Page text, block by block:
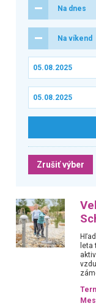
Na dnes
Na víkend
Zrušiť výber
leta